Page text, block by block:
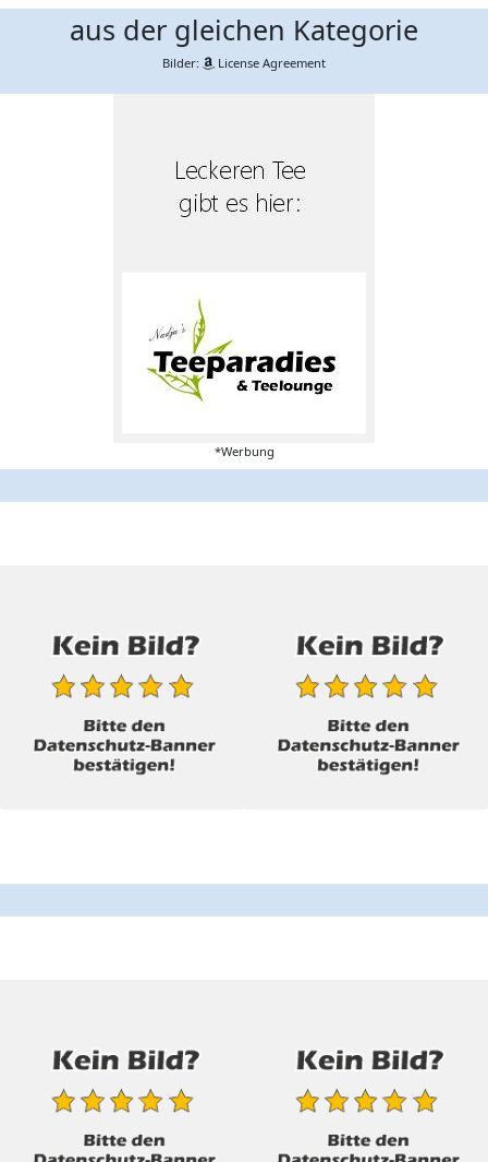
aus der gleichen Kategorie
Bilder: License Agreement
*Werbung